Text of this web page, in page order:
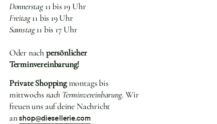
Donnerstag11 bis 19 Uhr
Freitag11 bis 19 Uhr
Samstag11 bis 17 Uhr
Oder nachpersönlicher
Terminvereinbarung!
Private Shoppingmontags bis
mittwochsnach Terminvereinbarung. Wir
freuen uns auf deine Nachricht
anshop@diesellerie.com